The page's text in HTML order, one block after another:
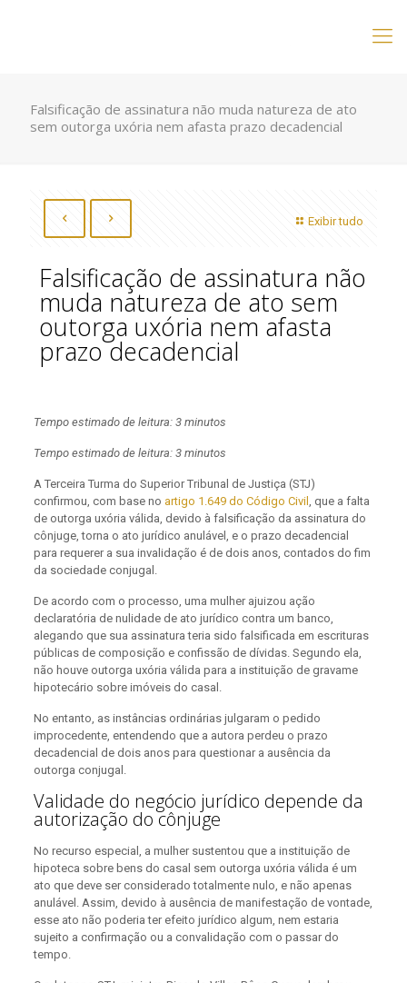
Falsificação de assinatura não muda natureza de ato
sem outorga uxória nem afasta prazo decadencial
Exibir tudo
Falsificação de assinatura não
muda natureza de ato sem
outorga uxória nem afasta
prazo decadencial
Tempo estimado de leitura: 3 minutos
Tempo estimado de leitura: 3 minutos
A Terceira Turma do Superior Tribunal de Justiça (STJ)
confirmou, com base no artigo 1.649 do Código Civil , que a falta
de outorga uxória válida, devido à falsificação da assinatura do
cônjuge, torna o ato jurídico anulável, e o prazo decadencial
para requerer a sua invalidação é de dois anos, contados do fim
da sociedade conjugal.
De acordo com o processo, uma mulher ajuizou ação
declaratória de nulidade de ato jurídico contra um banco,
alegando que sua assinatura teria sido falsificada em escrituras
públicas de composição e confissão de dívidas. Segundo ela,
não houve outorga uxória válida para a instituição de gravame
hipotecário sobre imóveis do casal.
No entanto, as instâncias ordinárias julgaram o pedido
improcedente, entendendo que a autora perdeu o prazo
decadencial de dois anos para questionar a ausência da
outorga conjugal.
Validade do negócio jurídico depende da
autorização do cônjuge
No recurso especial, a mulher sustentou que a instituição de
hipoteca sobre bens do casal sem outorga uxória válida é um
ato que deve ser considerado totalmente nulo, e não apenas
anulável. Assim, devido à ausência de manifestação de vontade,
esse ato não poderia ter efeito jurídico algum, nem estaria
sujeito a confirmação ou a convalidação com o passar do
tempo.